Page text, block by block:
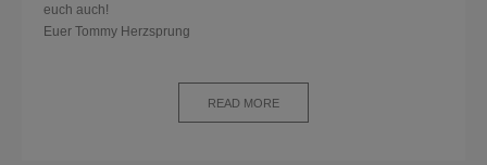
euch auch!
Euer Tommy Herzsprung
READ MORE